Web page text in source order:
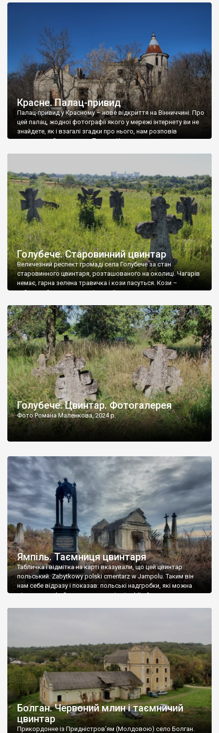
Красне. Палац-привид
Палац-привид у Красному – нове відкриття на Вінниччині. Про
цей палац, жодної фотографії якого у мережі інтернету ви не
знайдете, як і взагалі згадки про нього, нам розповів
мешканець Самгородка. Палац у Красному вразив не лише
Голубече. Старовинний цвинтар
Величезний респект громаді села Голубече за стан
старовинного цвинтаря, розташованого на околиці. Чагарів
немає, гарна зелена травичка і кози пасуться. Кози –
найкращий регулятор шкідливої, для старих кладовищ,
бруньками, кози ті бруньки обгризають, бо то улюблений
делікатес. На цвинтарі у Голубечому ціла колекція
різноманітних форм хрестів. Село відносно невелике, […]
Голубече. Цвинтар. Фотогалерея
Фото Романа Маленкова, 2024 р.
Ямпіль. Таємниця цвинтаря
Табличка і відмітка на карті вказували, що цей цвинтар
польський. Zabytkowy polski cmentarz w Jampolu. Таким він
нам себе відразу і показав: польські надгробки, які можна
віднести до фабричних, польські епітафії… Загалом цвинтар
Болган. Червоний млин і таємничий
цвинтар
Прикордонне із Придністров’ям (Молдовою) село Болган.